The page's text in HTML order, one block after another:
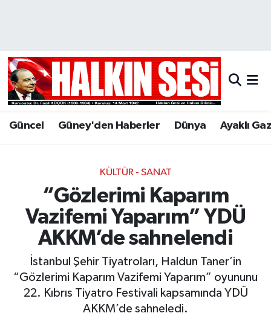
Güncel Güney'den Haberler Dünya Ayaklı
KÜLTÜR - SANAT
“Gözlerimi Kaparım
Vazifemi Yaparım” YDÜ
AKKM’de sahnelendi
İstanbul Şehir Tiyatroları, Haldun Taner’in
“Gözlerimi Kaparım Vazifemi Yaparım” oyununu
22. Kıbrıs Tiyatro Festivali kapsamında YDÜ
AKKM’de sahneledi.
Hava Durumu
Trafik Durumu
Tüm Manşetler
Son Dakika Haberleri
Haber Arşivi